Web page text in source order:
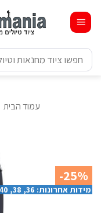
content
חיפוש
עבור:
עמוד הבית
-25%
מידות אחרונות: 36, 38, 40